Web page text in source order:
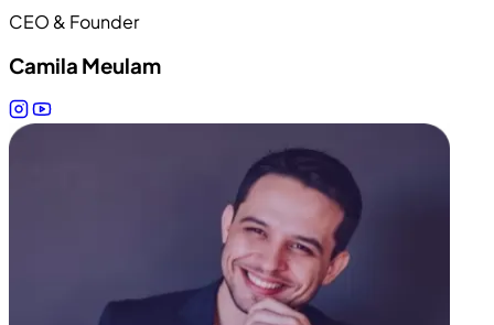
CEO & Founder
Camila Meulam